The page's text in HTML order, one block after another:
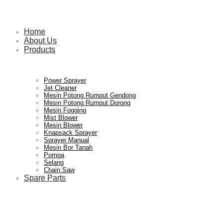
Home
About Us
Products
Power Sprayer
Jet Cleaner
Mesin Potong Rumput Gendong
Mesin Potong Rumput Dorong
Mesin Fogging
Mist Blower
Mesin Blower
Knapsack Sprayer
Sprayer Manual
Mesin Bor Tanah
Pompa
Selang
Chain Saw
Spare Parts